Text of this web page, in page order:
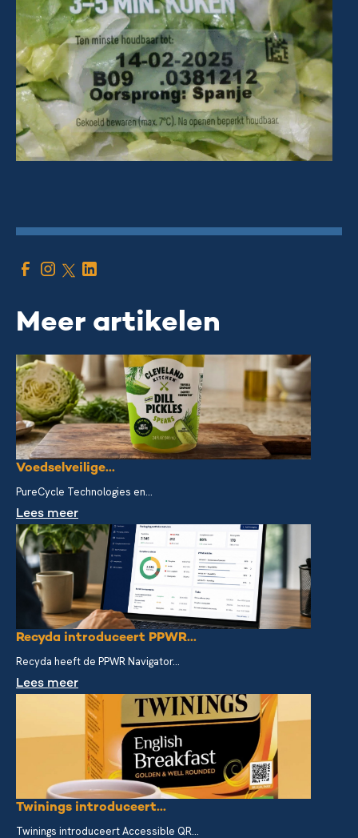
Meer artikelen
Voedselveilige...
PureCycle Technologies en...
Lees meer
Recyda introduceert PPWR...
Recyda heeft de PPWR Navigator...
Lees meer
Twinings introduceert...
Twinings introduceert Accessible QR...